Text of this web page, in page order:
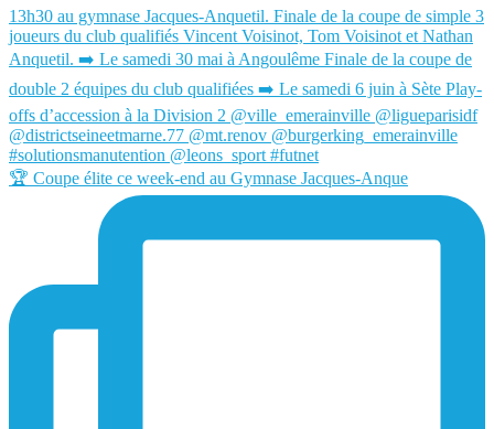
🏆 Coupe élite ce week-end au Gymnase Jacques-Anque